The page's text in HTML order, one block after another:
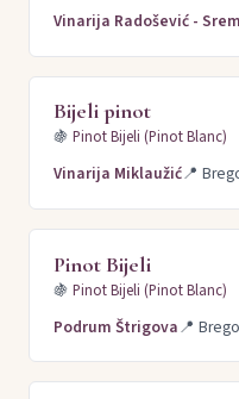
Vinarija Radošević - Srem
Bijeli pinot
🍇 Pinot Bijeli (Pinot Blanc)
Vinarija Miklaužić📍
Pinot Bijeli
🍇 Pinot Bijeli (Pinot Blanc)
Podrum Štrigova📍